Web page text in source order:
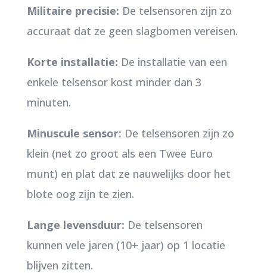
Militaire precisie: De telsensoren zijn zo
accuraat dat ze geen slagbomen vereisen.
Korte installatie: De installatie van een
enkele telsensor kost minder dan 3
minuten.
Minuscule sensor: De telsensoren zijn zo
klein (net zo groot als een Twee Euro
munt) en plat dat ze nauwelijks door het
blote oog zijn te zien.
Lange levensduur: De telsensoren
kunnen vele jaren (10+ jaar) op 1 locatie
blijven zitten.